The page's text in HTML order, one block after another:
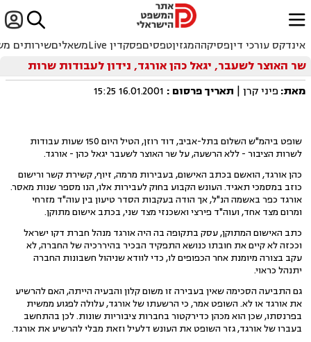

ﱐ
אינדקס עורכי דיןפסיקההמגזיןטפסיםפסקדין Live משאליםשירותים
שר האוצר לשעבר, יגאל כהן אורגד, נידון לעבודות שרות
מאת: פיני קרן | תאריך פרסום :
16.01.2001 15:25
שופט ביהמ"ש השלום בתל-אביב, דוד רוזן, הטיל היום 150 שעות עבודות
לשרות הציבור - ללא הרשעה, על שר האוצר לשעבר יגאל כהן - אורגד.
כהן אורגד, הואשם בכתב האישום, בעבירות מרמה, זיוף, קשירת קשר ורישום
כוזב במסמכי תאגיד. העונש הקבוע בחוק לעבירות אלו, הנו מספר שנות מאסר.
אורגד כפר באשמה הנ"ל, אך הודה בעקבות הסדר טיעון בין עוה"ד מזרחי
ומרום מצד אחד, ועוה"ד פירצי ואשכנזי מצד שני, בכתב אישום מתוקן.
כתב האישום המתוקן, עסק בתקופה בה היה אורגד מנהל חברת דקו ישראל
וככזה לא קיים את חובתו כנושא התפקיד הבכיר בהיררכיה של החברה, לא
עקב בצורה מיומנת אחר הכפופים לו, כדי לוודא שניהול חשבונות החברה
יתנהל כראוי.
גם התביעה הסכימה שאין בעבירה זו משום קלון והבעיה הייתה, האם להרשיע
את אורגד או לא. השופט אמר, כי הרשעתו של אורגד, עלולה לפגוע ממשית
בפרנסתו, שכן הוא מכהן כדירקטור בחברות ציבוריות שונות. לכן בהתחשב
בעברו של אורגד, גזר השופט את העונש דלעיל וזאת מבלי להרשיע את אורגד.